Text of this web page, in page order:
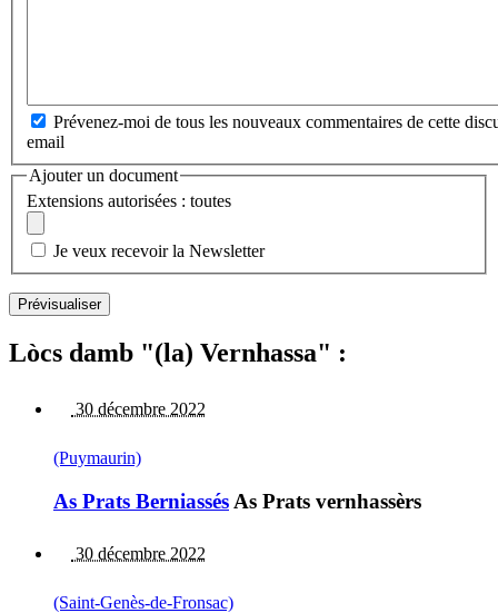
Prévenez-moi de tous les nouveaux commentaires de cette
email
Ajouter un document
Extensions autorisées : toutes
Je veux recevoir la Newsletter
Lòcs damb "(la) Vernhassa" :
30 décembre 2022
(Puymaurin)
As Prats Berniassés As Prats vernhassèrs
30 décembre 2022
(Saint-Genès-de-Fronsac)